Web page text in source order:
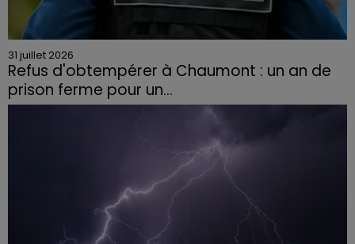
31 juillet 2026
Refus d'obtempérer à Chaumont : un an de
prison ferme pour un...
Le tribunal a également prononcé l'annulation de son